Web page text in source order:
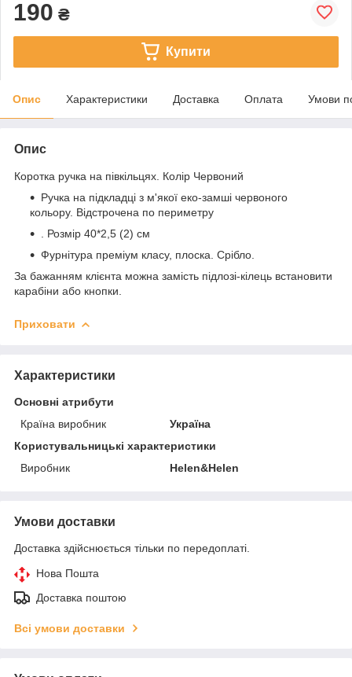
190 ₴
Купити
Опис Характеристики Доставка Оплата Умови
Опис
Коротка ручка на півкільцях. Колір Червоний
Ручка на підкладці з м'якої еко-замші червоного
кольору. Відстрочена по периметру
. Розмір 40*2,5 (2) см
Фурнітура преміум класу, плоска. Срібло.
За бажанням клієнта можна замість підлозі-кілець встановити
карабіни або кнопки.
Приховати
Характеристики
Основні атрибути
Країна виробник
Україна
Користувальницькі характеристики
Виробник
Helen&Helen
Умови доставки
Доставка здійснюється тільки по передоплаті.
Нова Пошта
Доставка поштою
Всі умови доставки